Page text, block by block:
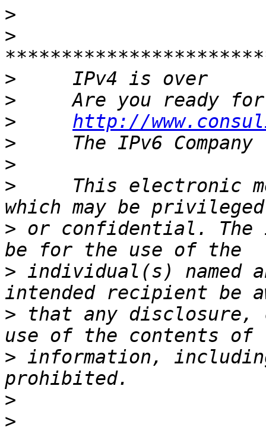
>
>
>
>
>
http://
>
>
>
This electronic
> or confidential. The
> individual(s) named
> that any
> information,
>
>